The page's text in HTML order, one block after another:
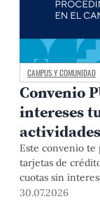
CAMPUS Y COMUNIDAD
Convenio
intereses
Este convenio te
tarjetas de
cuotas sin
hasta el 31 de
30.07.2026